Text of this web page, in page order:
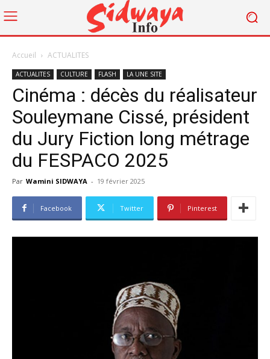
Accueil ACTUALITES
ACTUALITES CULTURE FLASH LA UNE SITE
Cinéma : décès du réalisateur
Souleymane Cissé, président
du Jury Fiction long métrage
du FESPACO 2025
Par Wamini SIDWAYA - 19 février 2025
Facebook Twitter Pinterest